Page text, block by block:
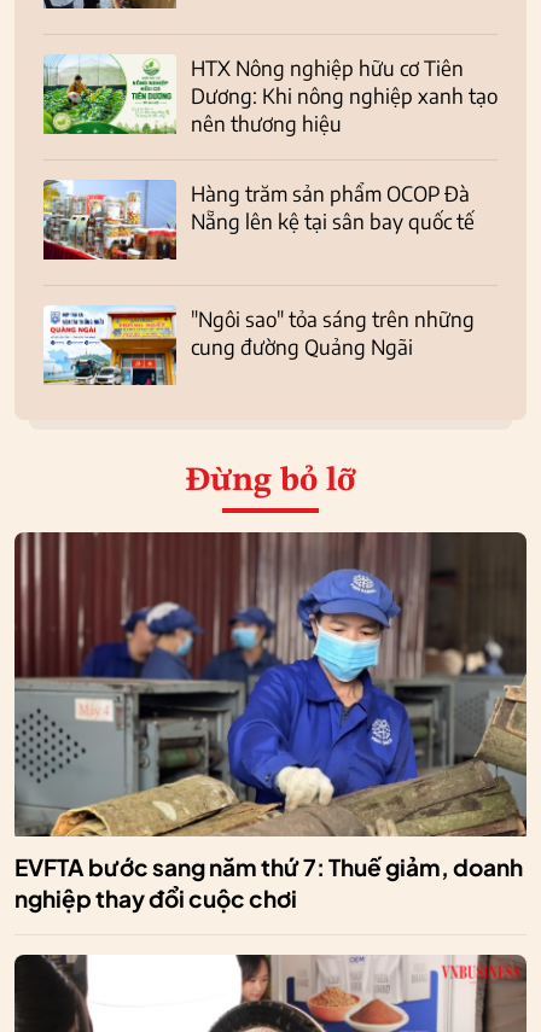
HTX Nông nghiệp hữu cơ Tiên
Dương: Khi nông nghiệp xanh tạo
nên thương hiệu
Hàng trăm sản phẩm OCOP Đà
Nẵng lên kệ tại sân bay quốc tế
"Ngôi sao" tỏa sáng trên những
cung đường Quảng Ngãi
Đừng bỏ lỡ
EVFTA bước sang năm thứ 7: Thuế giảm, doanh
nghiệp thay đổi cuộc chơi